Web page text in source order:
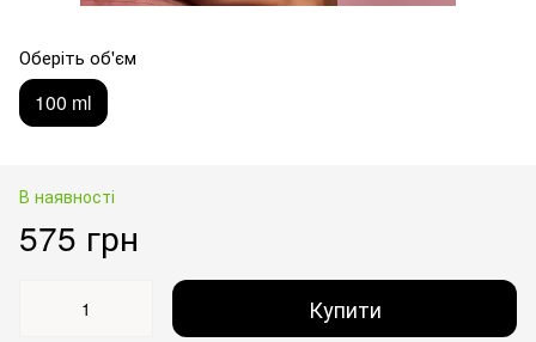
Оберіть об'єм
100 ml
В наявності
575 грн
Купити